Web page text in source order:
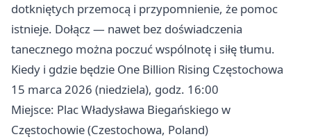
dotkniętych przemocą i przypomnienie, że pomoc
istnieje. Dołącz — nawet bez doświadczenia
tanecznego można poczuć wspólnotę i siłę tłumu.
Kiedy i gdzie będzie One Billion Rising Częstochowa
15 marca 2026 (niedziela), godz. 16:00
Miejsce: Plac Władysława Biegańskiego w
Częstochowie (Czestochowa, Poland)